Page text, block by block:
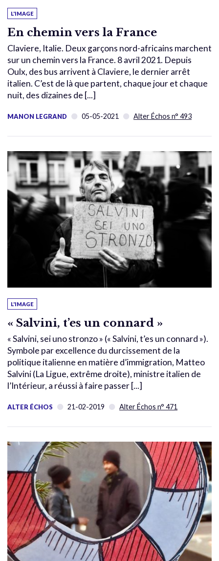
L'IMAGE
En chemin vers la France
Claviere, Italie. Deux garçons nord-africains marchent
sur un chemin vers la France. 8 avril 2021. Depuis
Oulx, des bus arrivent à Claviere, le dernier arrêt
italien. C’est de là que partent, chaque jour et chaque
nuit, des dizaines de [...]
MANON LEGRAND 05-05-2021 Alter Échos n° 493
L'IMAGE
« Salvini, t’es un connard »
« Salvini, sei uno stronzo » (« Salvini, t’es un connard »).
Symbole par excellence du durcissement de la
politique italienne en matière d’immigration, Matteo
Salvini (La Ligue, extrême droite), ministre italien de
l’Intérieur, a réussi à faire passer [...]
ALTER ÉCHOS 21-02-2019 Alter Échos n° 471